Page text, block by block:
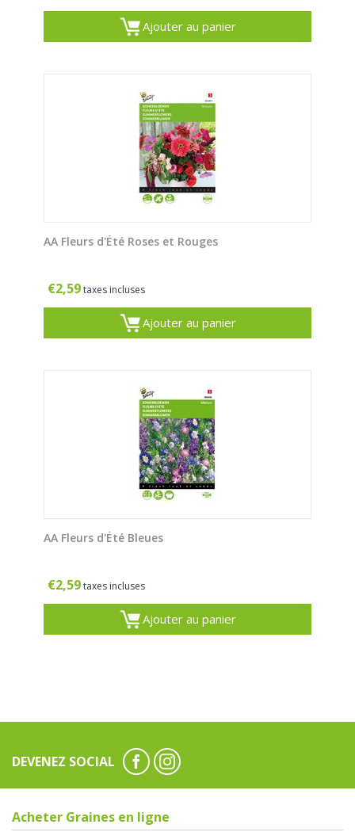
Ajouter au panier
AA Fleurs d'Été Roses et Rouges
€2,59taxes incluses
Ajouter au panier
AA Fleurs d'Été Bleues
€2,59taxes incluses
Ajouter au panier
DEVENEZ SOCIAL
Acheter Graines en ligne